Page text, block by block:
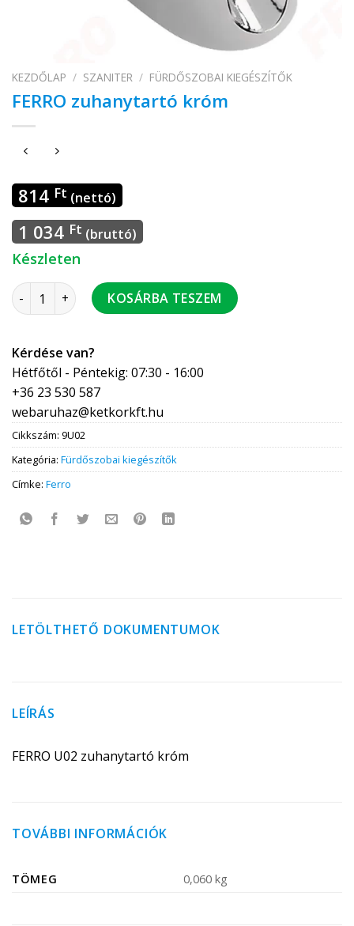
KEZDŐLAP / SZANITER / FÜRDŐSZOBAI KIEGÉSZÍTŐK
FERRO zuhanytartó króm
814 Ft (nettó)
1 034 Ft (bruttó)
Készleten
FERRO zuhanytartó króm mennyiség
KOSÁRBA TESZEM
Kérdése van?
Hétfőtől - Péntekig: 07:30 - 16:00
+36 23 530 587
webaruhaz@ketkorkft.hu
Cikkszám: 9U02
Kategória: Fürdőszobai kiegészítők
Címke: Ferro
LETÖLTHETŐ DOKUMENTUMOK
LEÍRÁS
FERRO U02 zuhanytartó króm
TOVÁBBI INFORMÁCIÓK
TÖMEG 0,060 kg